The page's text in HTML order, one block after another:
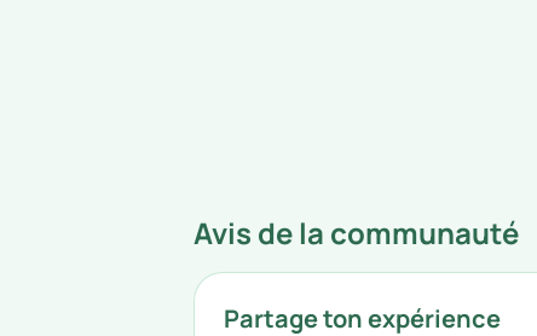
Avis de la communauté
Partage ton expérience